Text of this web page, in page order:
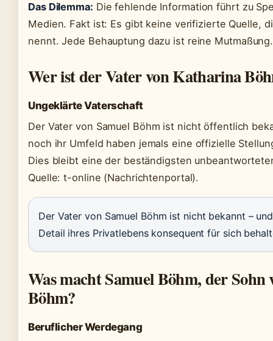
Das Dilemma: Die fehlende Information führt zu
Medien. Fakt ist: Es gibt keine verifizierte Quelle,
nennt. Jede Behauptung dazu ist reine Mutmaßung.
Wer ist der Vater von Katharina
Ungeklärte Vaterschaft
Der Vater von Samuel Böhm ist nicht öffentlich
noch ihr Umfeld haben jemals eine offizielle
Dies bleibt eine der beständigsten
Quelle: t-online (Nachrichtenportal).
Der Vater von Samuel Böhm ist nicht bekannt –
Detail ihres Privatlebens konsequent für sich
Was macht Samuel Böhm, der
Böhm?
Beruflicher Werdegang